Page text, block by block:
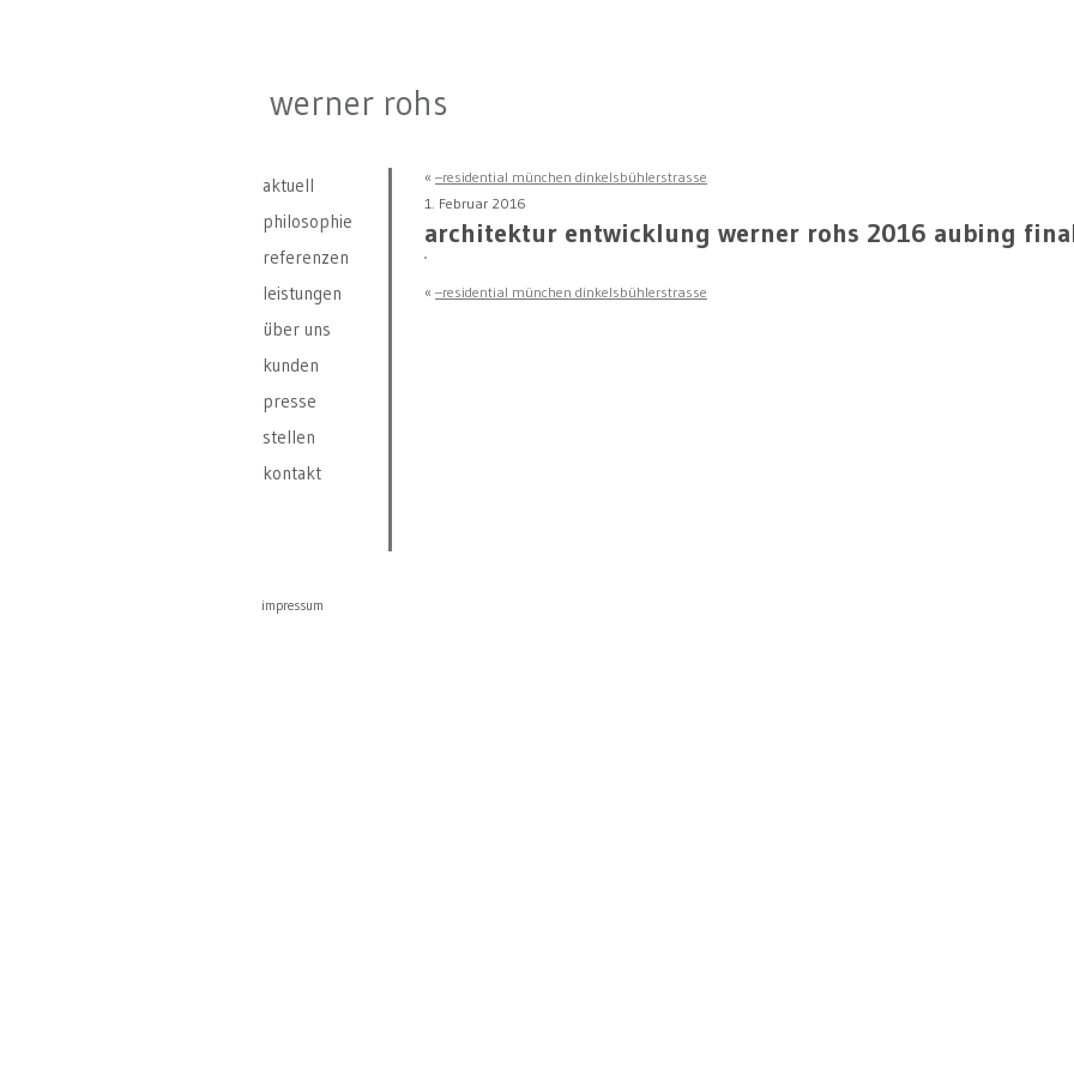
werner rohs
aktuell
philosophie
referenzen
leistungen
über uns
kunden
presse
stellen
kontakt
« –residential münchen dinkelsbühlerstrasse
1. Februar 2016
architektur entwicklung werner rohs 2016 aubing
« –residential münchen dinkelsbühlerstrasse
impressum